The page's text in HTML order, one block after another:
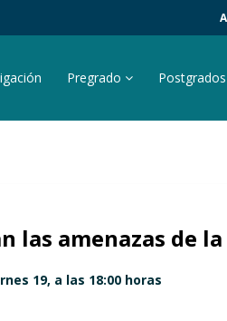
Pregrado Postgrados
las amenazas de
19, a las 18:00 horas